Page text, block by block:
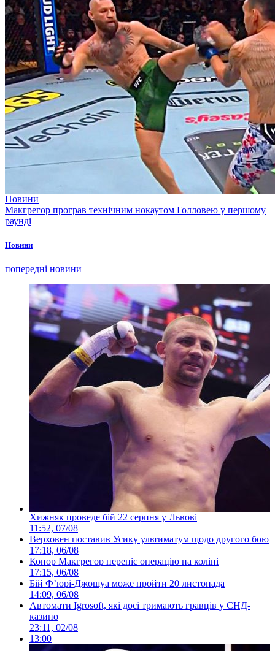
Новини
Макгрегор програв технічним нокаутом Голловею у першому
раунді
Новини
попередні новини
Хижняк проведе бій 22 серпня у Львові
11:52, 07/08
Верховен поставив Усику ультиматум щодо другого бою
17:18, 06/08
Конор Макгрегор переніс операцію на коліні
17:15, 06/08
Бій Ф’юрі-Джошуа може пройти 20 листопада
14:09, 06/08
Автомати Igrosoft, які досі тримають гравців у СНД-
казино
23:11, 02/08
13:00